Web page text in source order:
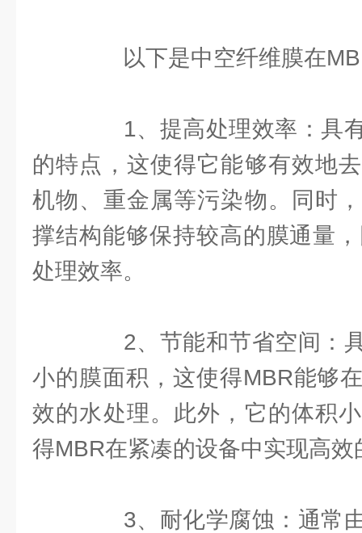
以下是中空纤维膜在
1、提高处理效率：具有
的特点，这使得它能够有效地
机物、重金属等污染物。同时
撑结构能够保持较高的膜通量
处理效率。
2、节能和节省空间：具
小的膜面积，这使得MBR能够
效的水处理。此外，它的体积
得MBR在紧凑的设备中实现高效
3、耐化学腐蚀：通常由